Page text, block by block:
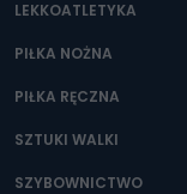
e-mailowo pod
LEKKOATLETYKA
PIŁKA NOŻNA
PIŁKA RĘCZNA
SZTUKI WALKI
SZYBOWNICTWO